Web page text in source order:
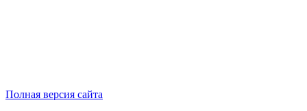
Полная версия сайта